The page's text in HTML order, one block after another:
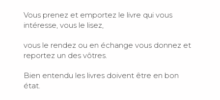
Vous prenez et emportez le livre qui vous
intéresse, vous le lisez,
vous le rendez ou en échange vous donnez et
reportez un des vôtres.
Bien entendu les livres doivent être en bon
état.